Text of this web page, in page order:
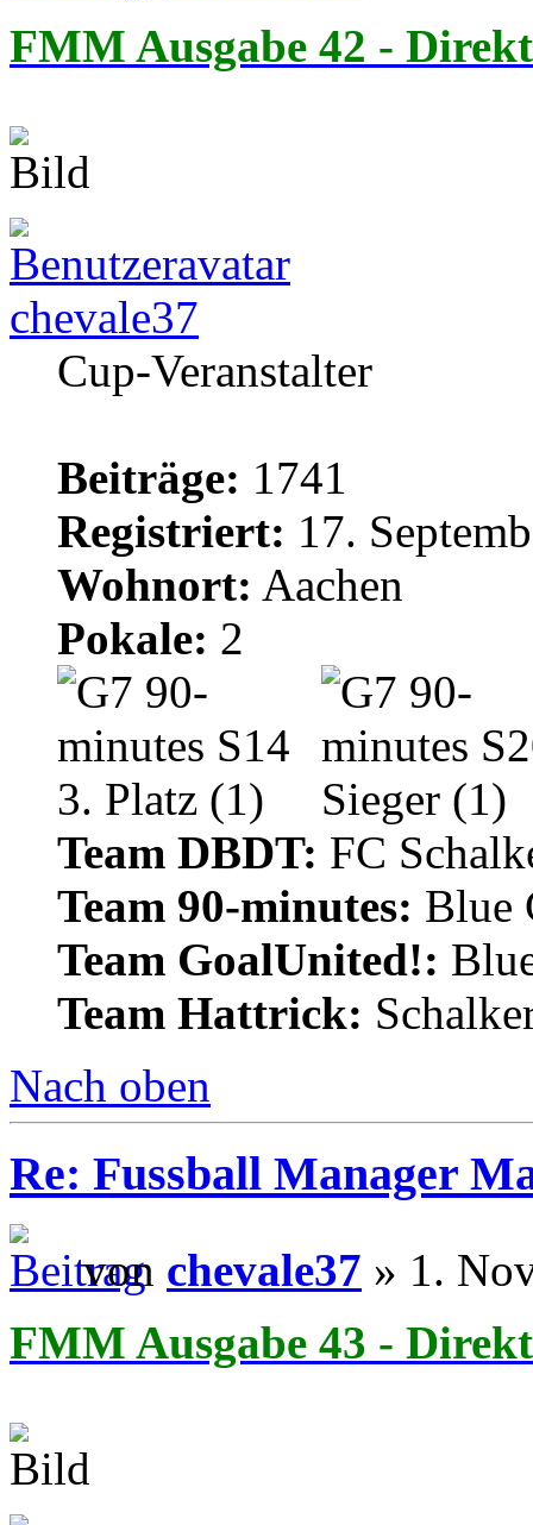
FMM Ausgabe 42 -
chevale37
Cup-Veranstalter
Beiträge: 1741
Registriert: 17.
Wohnort: Aachen
Pokale: 2
Team DBDT: FC
Team 90-minutes: Blue
Team GoalUnited!:
Team Hattrick:
Nach oben
Re: Fussball Manager
von chevale37 » 1.
FMM Ausgabe 43 -